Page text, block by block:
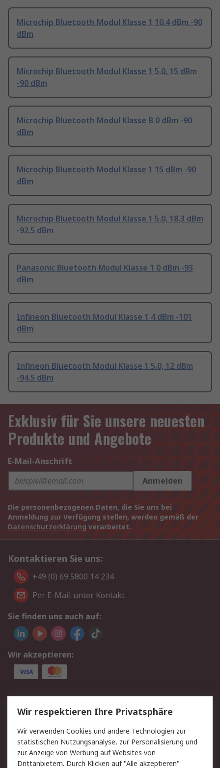
Microchip Bluetooth Modul Klasse 1 10.4 dBm -90
dBm
Microchip Bluetooth Modul Klasse 1 5.0, 15 dBm
-90 dBm
Microchip Bluetooth Modul Klasse B 0 dBm -90
dBm
Microchip Bluetooth Modul Klasse 1 15 dBm -90
dBm
Microchip Bluetooth Modul Klasse 1 5.0, 18.3 dBm
-92.5 dBm
Panasonic Bluetooth Modul Klasse 1 0 dBm -93
dBm
Infineon Bluetooth Modul Klasse 1 4 dBm -101
dBm
Infineon Bluetooth Modul Klasse 1 5.0, 12 dBm
-94.5 dBm
Exklusiv für Sie unsere neuesten
Produkte und Angebote
E-Mail-Anschrift
Anmelden
Die personenbezogenen Daten, die Sie uns bei
Anmeldung zur Verfügung stellen, werden gemäß der
Datenschutzerklärung verarbeitet.
Kontaktieren Sie uns:
+49 (0) 69 5800 14 234
Per E-Mail unter Kontakt
Sie finden uns auch auf:
Wir akzeptieren:
Service
Value Added Services
Lieferlösungen
Rücksendungen
Kontakt
Hilfe
Privatkunden
Wir respektieren Ihre Privatsphäre
Wir verwenden Cookies und andere Technologien zur
statistischen Nutzungsanalyse, zur Personalisierung und
zur Anzeige von Werbung auf Websites von
Drittanbietern. Durch Klicken auf "Alle akzeptieren"